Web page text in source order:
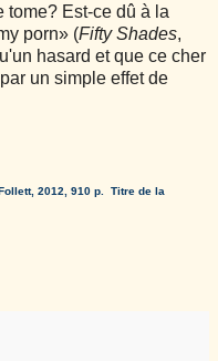
tome? Est-ce dû à la
porn» (Fifty Shades,
hasard et que ce cher
un simple effet de
Follett, 2012, 910 p. Titre de la